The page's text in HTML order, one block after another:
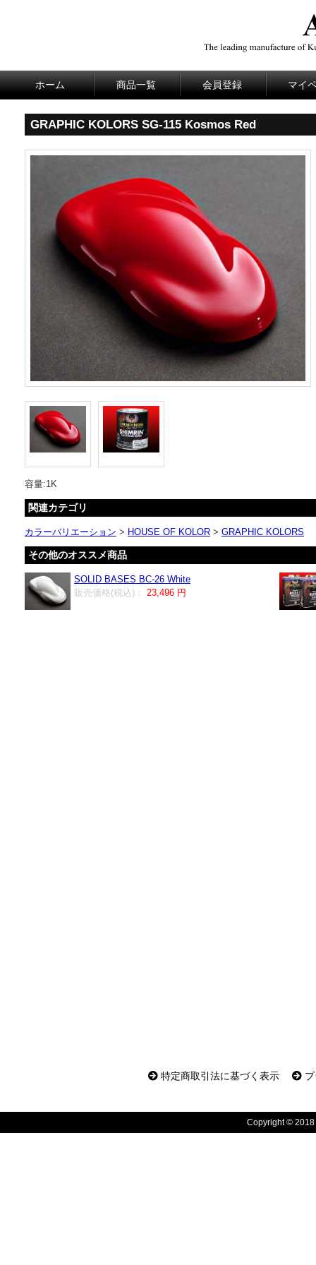
ホーム 商品一覧 会員登録 マイ
GRAPHIC KOLORS SG-115 Kosmos Red
容量:1K
関連カテゴリ
カラーバリエーション > HOUSE OF KOLOR > GRAPHIC KOLORS
その他のオススメ商品
SOLID BASES BC-26 White
販売価格(税込)：
23,496 円
特定商取引法に基づく表示
Copyright © 2018